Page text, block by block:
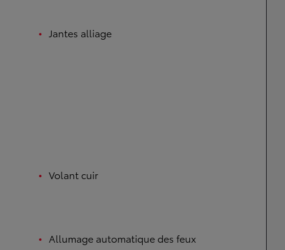
Jantes alliage
Volant cuir
Allumage automatique des feux